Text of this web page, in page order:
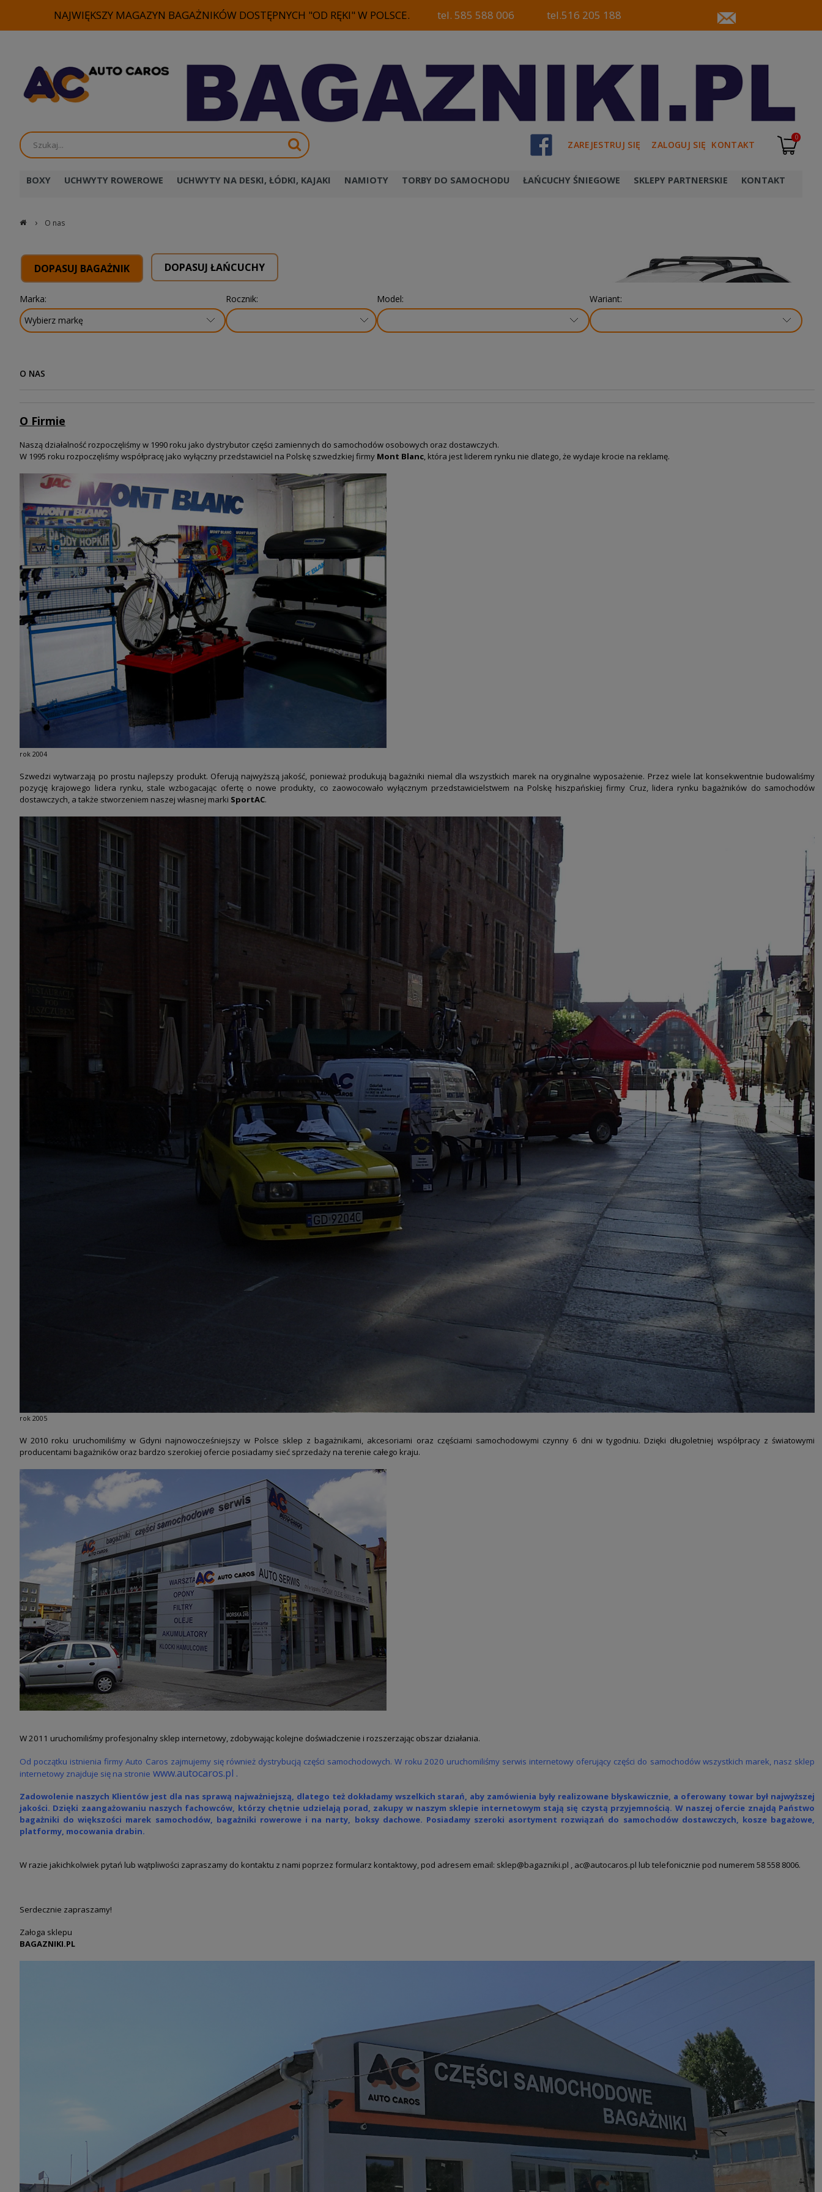
NAJWIĘKSZY MAGAZYN BAGAŻNIKÓW DOSTĘPNYCH "OD RĘKI" W POLSCE. tel. 585 588 006 tel.516 205 188
ZAREJESTRUJ SIĘ ZALOGUJ SIĘ KONTAKT
0
BOXY UCHWYTY ROWEROWE UCHWYTY NA DESKI, ŁÓDKI, KAJAKI NAMIOTY TORBY DO SAMOCHODU ŁAŃCUCHY ŚNIEGOWE SKLEPY PARTNERSKIE KONTAKT
› O nas
DOPASUJ BAGAŻNIK DOPASUJ ŁAŃCUCHY
Marka: Rocznik: Model: Wariant:
O NAS
O Firmie
Naszą działalność rozpoczęliśmy w 1990 roku jako dystrybutor części zamiennych do samochodów osobowych oraz dostawczych.
W 1995 roku rozpoczęliśmy współpracę jako wyłączny przedstawiciel na Polskę szwedzkiej firmy Mont Blanc, która jest liderem rynku nie dlatego, że wydaje krocie na reklamę.
rok 2004
Szwedzi wytwarzają po prostu najlepszy produkt. Oferują najwyższą jakość, ponieważ produkują bagażniki niemal dla wszystkich marek na oryginalne wyposażenie. Przez wiele lat konsekwentnie budowaliśmy
pozycję krajowego lidera rynku, stale wzbogacając ofertę o nowe produkty, co zaowocowało wyłącznym przedstawicielstwem na Polskę hiszpańskiej firmy Cruz, lidera rynku bagażników do samochodów
dostawczych, a także stworzeniem naszej własnej marki SportAC.
rok 2005
W 2010 roku uruchomiliśmy w Gdyni najnowocześniejszy w Polsce sklep z bagażnikami, akcesoriami oraz częściami samochodowymi czynny 6 dni wtygodniu. Dzięki długoletniej współpracy z światowymi
producentami bagażników oraz bardzo szerokiej ofercie posiadamy sieć sprzedaży na terenie całego kraju.
W 2011 uruchomiliśmy profesjonalny sklep internetowy, zdobywając kolejne doświadczenie i rozszerzając obszar działania.
Od początku istnienia firmy Auto Caros zajmujemy się również dystrybucją części samochodowych. W roku 2020 uruchomiliśmy serwis internetowy oferujący części do samochodów wszystkich marek, nasz sklep
internetowy znajduje się na stronie www.autocaros.pl .
Zadowolenie naszych Klientów jest dla nas sprawą najważniejszą, dlatego też dokładamy wszelkich starań, aby zamówienia były realizowane błyskawicznie, a oferowany towar był najwyższej
jakości. Dzięki zaangażowaniu naszych fachowców, którzy chętnie udzielają porad, zakupy w naszym sklepie internetowym stają się czystą przyjemnością. W naszej ofercie znajdą Państwo
bagażniki do większości marek samochodów, bagażniki rowerowei na narty, boksy dachowe. Posiadamy szeroki asortyment rozwiązań do samochodów dostawczych, kosze bagażowe,
platformy, mocowania drabin.
W razie jakichkolwiek pytań lub wątpliwości zapraszamy do kontaktu z nami poprzez formularz kontaktowy, pod adresem email: sklep@bagazniki.pl , ac@autocaros.pl lub telefonicznie pod numerem 58 558 8006.
Serdecznie zapraszamy!
Załoga sklepu
BAGAZNIKI.PL